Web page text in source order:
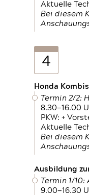
Aktuelle
Bei diesem
4
Honda
Termin 2/2:
8.30—16.00
PKW: +
Aktuelle
Bei diesem
Ausbildung
Termin 1/
9.00—16.30